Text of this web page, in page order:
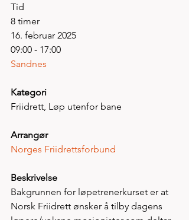
Tid
8 timer
16. februar 2025
09:00 - 17:00
Sandnes
Kategori
Friidrett, Løp utenfor bane
Arrangør
Norges Friidrettsforbund
Beskrivelse
Bakgrunnen for løpetrenerkurset er at
Norsk Friidrett ønsker å tilby dagens